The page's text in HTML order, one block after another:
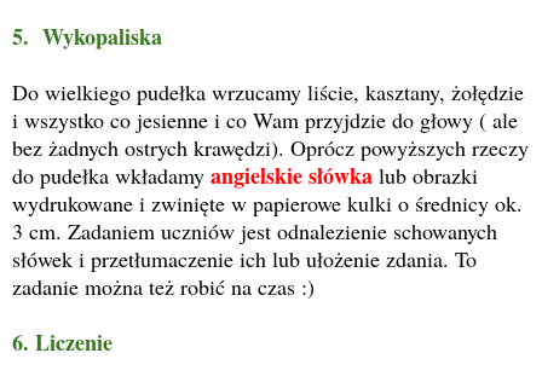
5. Wykopaliska
Do wielkiego pudełka wrzucamy liście, kasztany, żołędzie
i wszystko co jesienne i co Wam przyjdzie do głowy ( ale
bez żadnych ostrych krawędzi). Oprócz powyższych rzeczy
do pudełka wkładamy angielskie słówka lub obrazki
wydrukowane i zwinięte w papierowe kulki o średnicy ok.
3 cm. Zadaniem uczniów jest odnalezienie schowanych
słówek i przetłumaczenie ich lub ułożenie zdania. To
zadanie można też robić na czas :)
6. Liczenie